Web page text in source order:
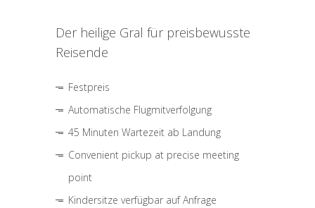
Der heilige Gral für preisbewusste
Reisende
Festpreis
Automatische Flugmitverfolgung
45 Minuten Wartezeit ab Landung
Convenient pickup at precise meeting
point
Kindersitze verfügbar auf Anfrage